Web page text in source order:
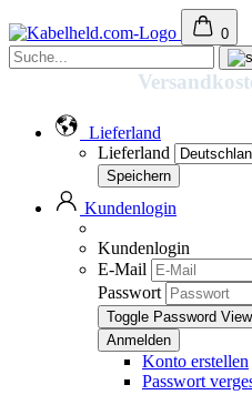
0
Lieferland
Lieferland
Kundenlogin
Kundenlogin
E-Mail
Passwort
Toggle Password View
Konto erstellen
Passwort